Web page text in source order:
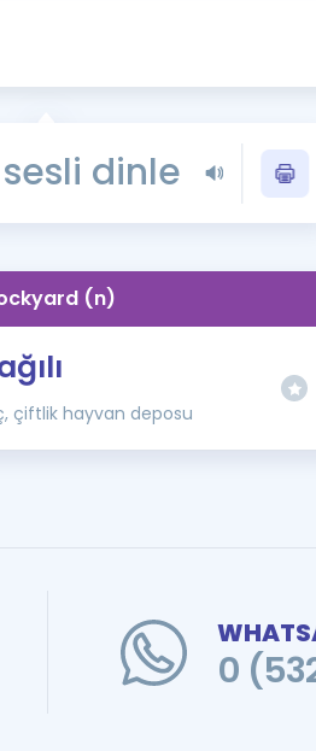
Tüm ÖSYM
YDS - YÖKDİL
İngilizce
sesli dinle
(n)
çiftlik hayvan deposu
0